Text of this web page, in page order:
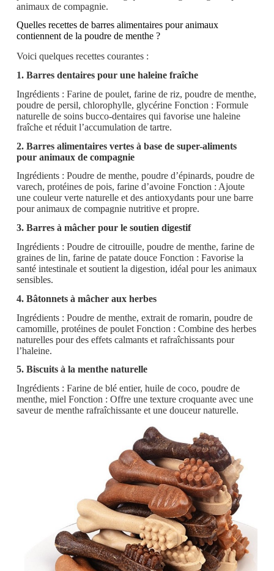
animaux de compagnie.
Quelles recettes de barres alimentaires pour animaux
contiennent de la poudre de menthe ?
Voici quelques recettes courantes :
1. Barres dentaires pour une haleine fraîche
Ingrédients : Farine de poulet, farine de riz, poudre de menthe,
poudre de persil, chlorophylle, glycérine Fonction : Formule
naturelle de soins bucco-dentaires qui favorise une haleine
fraîche et réduit l’accumulation de tartre.
2. Barres alimentaires vertes à base de super-aliments
pour animaux de compagnie
Ingrédients : Poudre de menthe, poudre d’épinards, poudre de
varech, protéines de pois, farine d’avoine Fonction : Ajoute
une couleur verte naturelle et des antioxydants pour une barre
pour animaux de compagnie nutritive et propre.
3. Barres à mâcher pour le soutien digestif
Ingrédients : Poudre de citrouille, poudre de menthe, farine de
graines de lin, farine de patate douce Fonction : Favorise la
santé intestinale et soutient la digestion, idéal pour les animaux
sensibles.
4. Bâtonnets à mâcher aux herbes
Ingrédients : Poudre de menthe, extrait de romarin, poudre de
camomille, protéines de poulet Fonction : Combine des herbes
naturelles pour des effets calmants et rafraîchissants pour
l’haleine.
5. Biscuits à la menthe naturelle
Ingrédients : Farine de blé entier, huile de coco, poudre de
menthe, miel Fonction : Offre une texture croquante avec une
saveur de menthe rafraîchissante et une douceur naturelle.